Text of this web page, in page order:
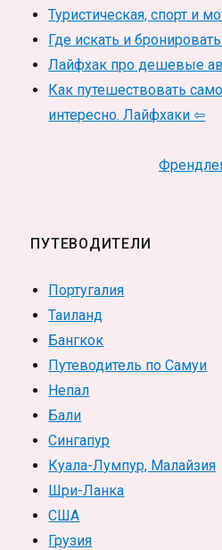
Туристическая, спорт и
Где искать и
Лайфхак про дешевые
Как путешествовать
интересно. Лайфхаки ⇦
ПУТЕВОДИТЕЛИ
Португалия
Таиланд
Бангкок
Путеводитель по Самуи
Непал
Бали
Сингапур
Куала-Лумпур, Малайзия
Шри-Ланка
США
Грузия